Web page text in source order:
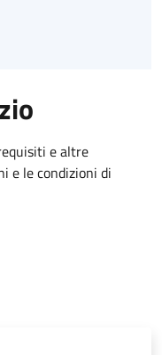
e altre
e le condizioni di